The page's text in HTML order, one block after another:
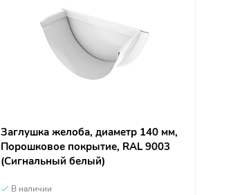
Заглушка желоба, диаметр 140 мм,
Порошковое покрытие, RAL 9003
(Сигнальный белый)
В наличии